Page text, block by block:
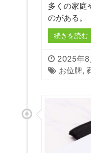
多くの家庭
のがある。
続きを読む
2025年8
お位牌,